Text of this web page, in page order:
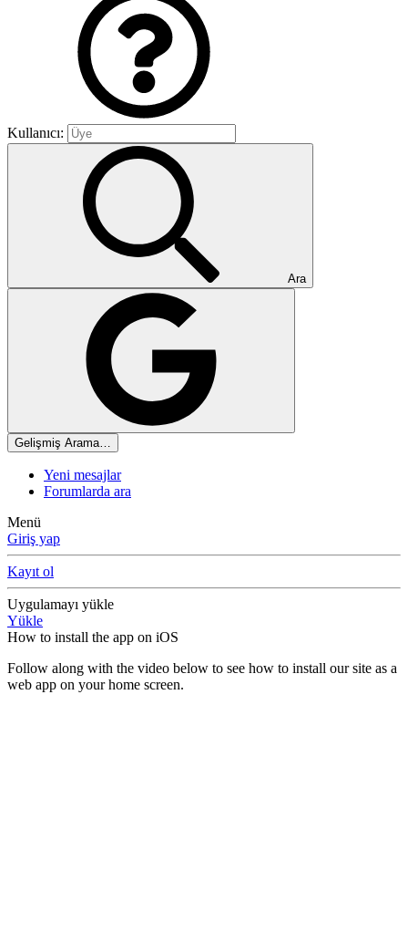
Kullanıcı:
Ara
Gelişmiş Arama…
Yeni mesajlar
Forumlarda ara
Menü
Giriş yap
Kayıt ol
Uygulamayı yükle
Yükle
How to install the app on iOS
Follow along with the video below to see how to install our site as a
web app on your home screen.